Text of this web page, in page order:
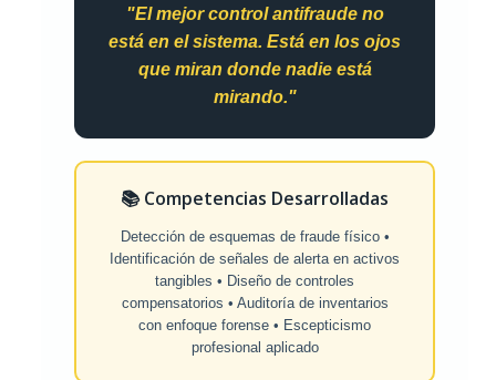
"El mejor control antifraude no
está en el sistema. Está en los ojos
que miran donde nadie está
mirando."
📚 Competencias Desarrolladas
Detección de esquemas de fraude físico •
Identificación de señales de alerta en activos
tangibles • Diseño de controles
compensatorios • Auditoría de inventarios
con enfoque forense • Escepticismo
profesional aplicado